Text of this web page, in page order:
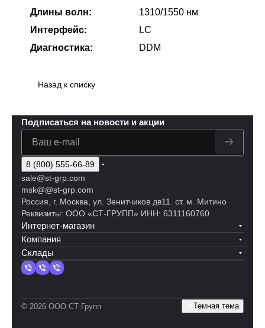
Длины волн:
1310/1550 нм
Интерфейс:
LC
Диагностика:
DDM
Назад к списку
Подписаться на новости и акции
8 (800) 555-66-89
sale@st-grp.com
msk@@st-grp.com
Россия, г. Москва, ул. Зенитчиков дв11. ст. м. Митино
Реквизиты: ООО «СТ-ГРУПП» ИНН: 6311160760
Интернет-магазин
Компания
Склады
© 2026 ООО СТ-Групп Темная тема